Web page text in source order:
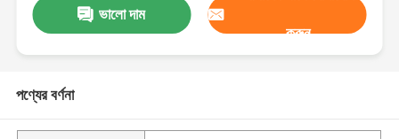
ভালো দাম
করুন
পণ্যের বর্ণনা